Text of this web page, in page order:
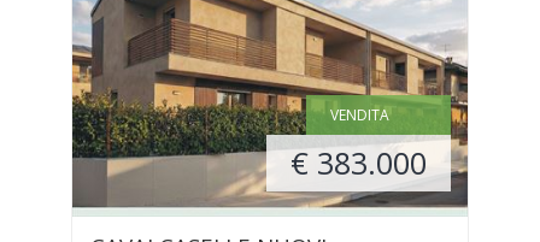
VENDITA
€ 383.000